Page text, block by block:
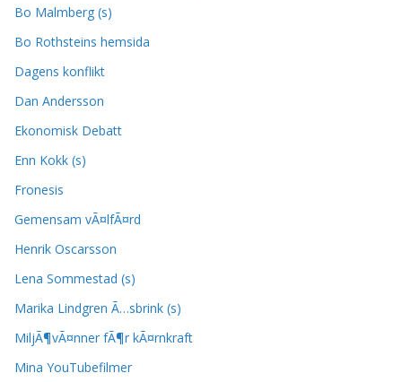
Bo Malmberg (s)
Bo Rothsteins hemsida
Dagens konflikt
Dan Andersson
Ekonomisk Debatt
Enn Kokk (s)
Fronesis
Gemensam vÃ¤lfÃ¤rd
Henrik Oscarsson
Lena Sommestad (s)
Marika Lindgren Ã…sbrink (s)
MiljÃ¶vÃ¤nner fÃ¶r kÃ¤rnkraft
Mina YouTubefilmer